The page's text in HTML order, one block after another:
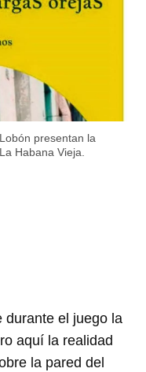
presentan la
Habana Vieja.
durante el juego la
aquí la realidad
la pared del